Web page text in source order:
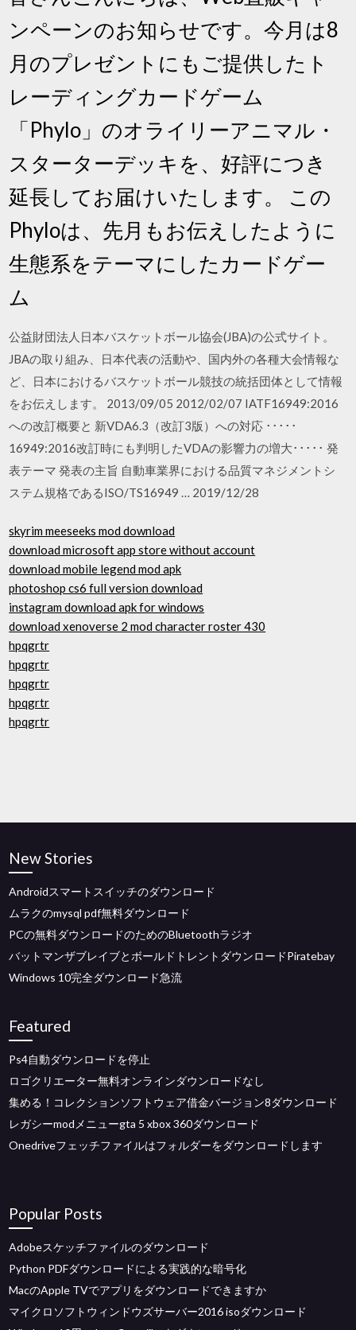
ンペーンのお知らせです。今月は8
月のプレゼントにもご提供したト
レーディングカードゲーム
「Phylo」のオライリーアニマル・
スターターデッキを、好評につき
延長してお届けいたします。 この
Phyloは、先月もお伝えしたように
生態系をテーマにしたカードゲー
ム
公益財団法人日本バスケットボール協会(JBA)の公式サイト。
JBAの取り組み、日本代表の活動や、国内外の各種大会情報な
ど、日本におけるバスケットボール競技の統括団体として情報
をお伝えします。 2013/09/05 2012/02/07 IATF16949:2016
への改訂概要と 新VDA6.3（改訂3版）への対応 ･････
16949:2016改訂時にも判明したVDAの影響力の増大･････ 発
表テーマ 発表の主旨 自動車業界における品質マネジメントシ
ステム規格であるISO/TS16949 … 2019/12/28
skyrim meeseeks mod download
download microsoft app store without account
download mobile legend mod apk
photoshop cs6 full version download
instagram download apk for windows
download xenoverse 2 mod character roster 430
hpqgrtr
hpqgrtr
hpqgrtr
hpqgrtr
hpqgrtr
New Stories
Androidスマートスイッチのダウンロード
ムラクのmysql pdf無料ダウンロード
PCの無料ダウンロードのためのBluetoothラジオ
バットマンザブレイブとボールドトレントダウンロードPiratebay
Windows 10完全ダウンロード急流
Featured
Ps4自動ダウンロードを停止
ロゴクリエーター無料オンラインダウンロードなし
集める！コレクションソフトウェア借金バージョン8ダウンロード
レガシーmodメニューgta 5 xbox 360ダウンロード
Onedriveフェッチファイルはフォルダーをダウンロードします
Popular Posts
Adobeスケッチファイルのダウンロード
Python PDFダウンロードによる実践的な暗号化
MacのApple TVでアプリをダウンロードできますか
マイクロソフトウィンドウズサーバー2016 isoダウンロード